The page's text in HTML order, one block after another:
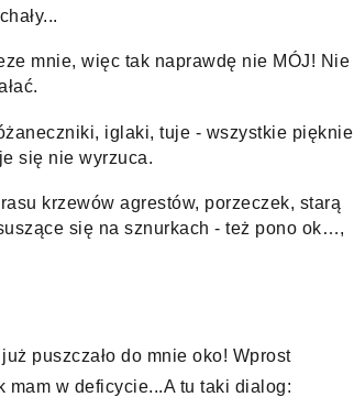
mnie, więc tak naprawdę nie MÓJ! Nie
iglaki, tuje - wszystkie pięknie
się nie wyrzuca.
krzewów agrestów, porzeczek, starą
się na sznurkach - też pono ok…,
puszczało do mnie oko! Wprost
mam w deficycie...A tu taki dialog: